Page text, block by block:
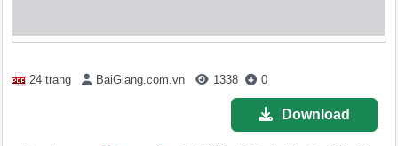
24 trang BaiGiang.com.vn 1338 0
Download